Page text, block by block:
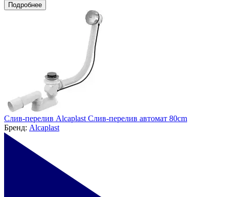
Подробнее
Слив-перелив Alcaplast Слив-перелив автомат 80сm
Бренд: Alcaplast